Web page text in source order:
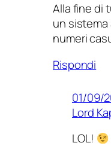
Alla fine di
un
numeri
Rispondi
01/09/
Lord
LOL!